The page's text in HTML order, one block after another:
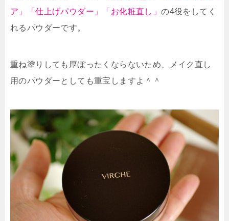
ア」「仕上げパウダー」「お化粧直し」の4役をしてく
れるパウダーです。
重ね塗りしても厚ぼったくならないため、メイク直し
用のパウダーとしても重宝しますよ＾＾